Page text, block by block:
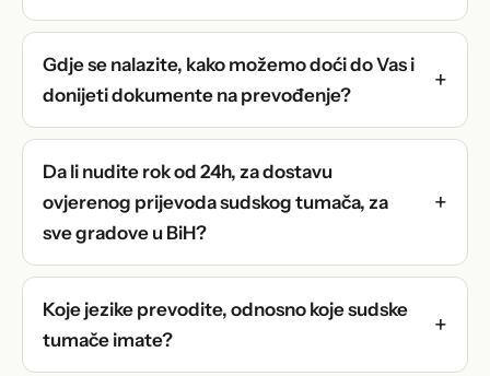
Gdje se nalazite, kako možemo doći do Vas i
donijeti dokumente na prevođenje?
Da li nudite rok od 24h, za dostavu
ovjerenog prijevoda sudskog tumača, za
sve gradove u BiH?
Koje jezike prevodite, odnosno koje sudske
tumače imate?